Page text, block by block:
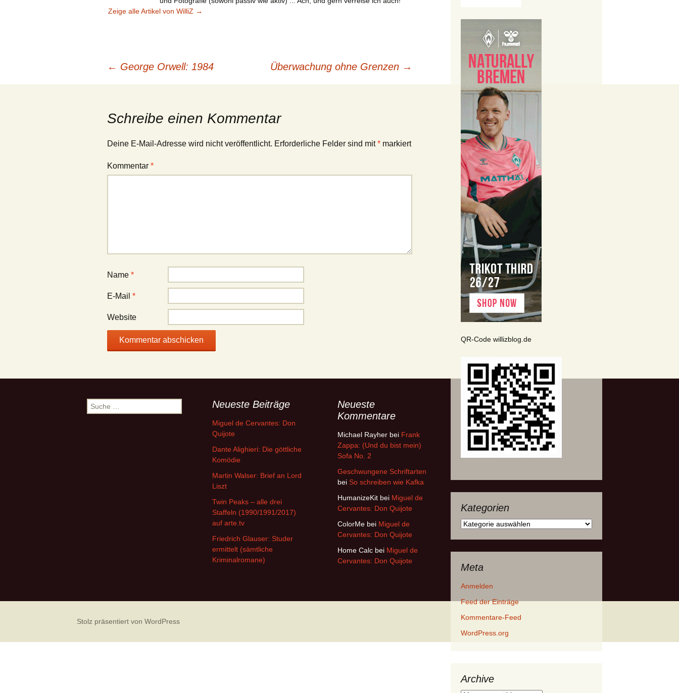
Zeige alle Artikel von WilliZ →
Beitragsnavigation
← George Orwell: 1984 Überwachung ohne Grenzen →
Schreibe einen Kommentar
Deine E-Mail-Adresse wird nicht veröffentlicht. Erforderliche Felder sind mit* markiert
Kommentar *
Name *
E-Mail *
Website
QR-Code willizblog.de
Kategorien
Kategorien
Meta
Anmelden
Feed der Einträge
Kommentare-Feed
WordPress.org
Archive
Suche
nach:
Neueste Beiträge
Miguel de Cervantes: Don
Quijote
Dante Alighieri: Die göttliche
Komödie
Martin Walser: Brief an Lord
Liszt
Twin Peaks – alle drei
Staffeln (1990/1991/2017)
auf arte.tv
Friedrich Glauser: Studer
ermittelt (sämtliche
Kriminalromane)
Neueste
Kommentare
Michael Rayher bei Frank
Zappa: (Und du bist mein)
Sofa No. 2
Geschwungene Schriftarten
bei So schreiben wie Kafka
HumanizeKit bei Miguel de
Cervantes: Don Quijote
ColorMe bei Miguel de
Cervantes: Don Quijote
Home Calc bei Miguel de
Cervantes: Don Quijote
Stolz präsentiert von WordPress